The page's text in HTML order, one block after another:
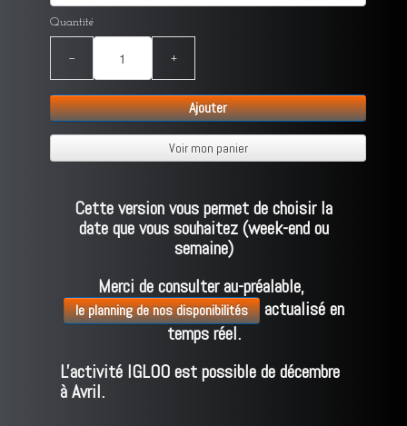
Quantité
− +
Ajouter
Voir mon panier
Cette version vous permet de choisir la
date que vous souhaitez (week-end ou
semaine)
Merci de consulter au-préalable,
le planning de nos disponibilités
actualisé en
temps réel.
L'activité IGLOO est possible de décembre
à Avril.